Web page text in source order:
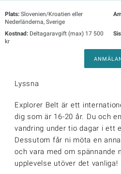
Plats: Slovenien/Kroatien eller
Nederländerna, Sverige
Kostnad: Deltagaravgift (max) 17 500
kr
Lyssna
Explorer Belt är ett
dig som är 16-20 år. Du och
vandring under tio dagar i ett
Dessutom får ni möta en
och vara med om spännande
upplevelse utöver det vanliga!